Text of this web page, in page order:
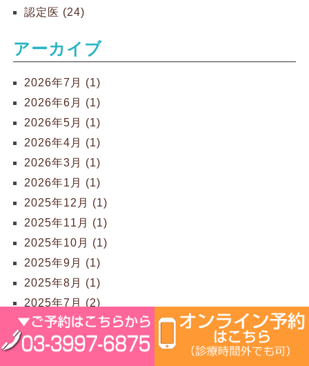
認定医 (24)
アーカイブ
2026年7月 (1)
2026年6月 (1)
2026年5月 (1)
2026年4月 (1)
2026年3月 (1)
2026年1月 (1)
2025年12月 (1)
2025年11月 (1)
2025年10月 (1)
2025年9月 (1)
2025年8月 (1)
2025年7月 (2)
2025年6月 (1)
2025年5月 (1)